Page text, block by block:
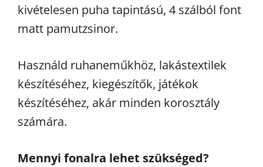
kivételesen puha tapintású, 4 szálból font
matt pamutzsinor.
Használd ruhaneműkhöz, lakástextilek
készítéséhez, kiegészítők, játékok
készítéséhez, akár minden korosztály
számára.
Mennyi fonalra lehet szükséged?